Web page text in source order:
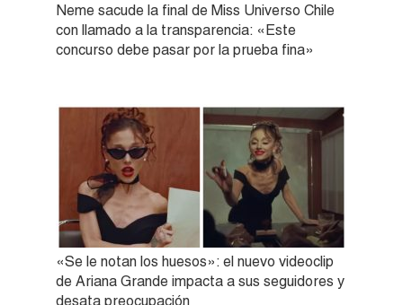
Neme sacude la final de Miss Universo Chile
con llamado a la transparencia: «Este
concurso debe pasar por la prueba fina»
«Se le notan los huesos»: el nuevo videoclip
de Ariana Grande impacta a sus seguidores y
desata preocupación